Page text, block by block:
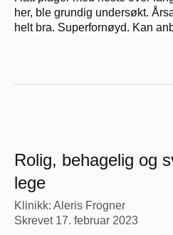
her, ble grundig undersøkt.
helt bra. Superfornøyd. Kan
Rolig, behagelig og
lege
Klinikk: Aleris Frogner
Skrevet 17. februar 2023